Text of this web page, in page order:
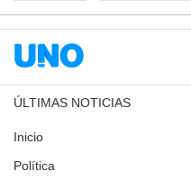
ÚLTIMAS NOTICIAS
Inicio
Política